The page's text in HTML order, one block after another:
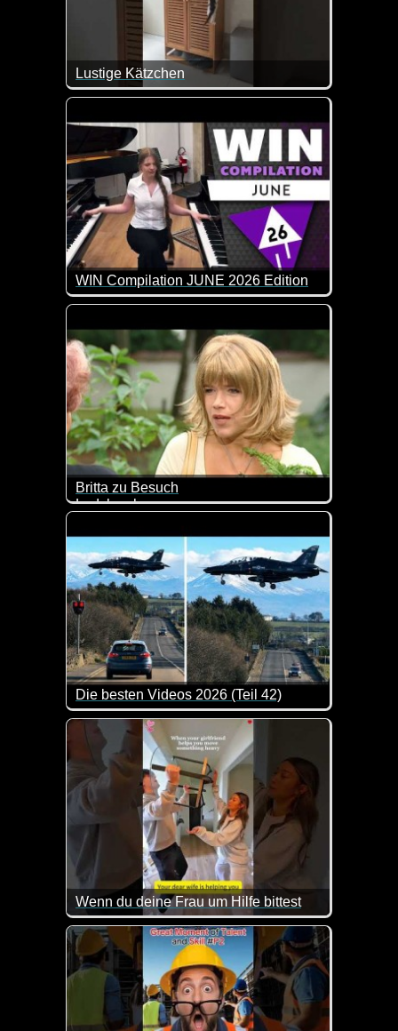
Lustige Kätzchen
Die beiden Kletterkätzchen geben nicht auf. Sooo
WIN Compilation JUNE 2026 Edition
53 der besten Video-Clips des Monats Mai in 10
Britta zu Besuch
Ladykracher
Die besten Videos 2026 (Teil 42)
Eine tolle Zusammenstellung von lustigen
Wenn du deine Frau um Hilfe bittest
Da kommen die Frauen jetzt nicht ganz so gut